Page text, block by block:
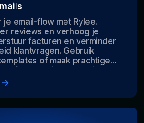
je email-flow met Rylee.
reviews en verhoog je
facturen en verminder
klantvragen. Gebruik
of maak prachtige
of een designer. Maximale
uitgebreide functies, tags